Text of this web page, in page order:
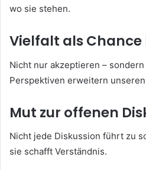
wo sie stehen.
Vielfalt als Chance
Nicht nur akzeptieren –
Perspektiven erweitern
Mut zur offenen
Nicht jede Diskussion führt zu
sie schafft Verständnis.